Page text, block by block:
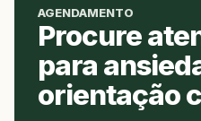
AGENDAMENTO
Procure
para
orientação